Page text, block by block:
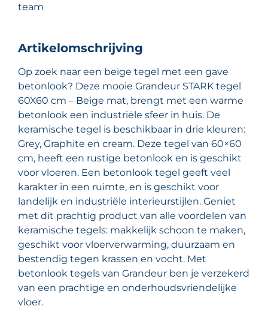
Artikelomschrijving
Op zoek naar een beige tegel met een gave
betonlook? Deze mooie Grandeur STARK tegel
60X60 cm – Beige mat, brengt met een warme
betonlook een industriële sfeer in huis. De
keramische tegel is beschikbaar in drie kleuren:
Grey, Graphite en cream. Deze tegel van 60×60
cm, heeft een rustige betonlook en is geschikt
voor vloeren. Een betonlook tegel geeft veel
karakter in een ruimte, en is geschikt voor
landelijk en industriële interieurstijlen. Geniet
met dit prachtig product van alle voordelen van
keramische tegels: makkelijk schoon te maken,
geschikt voor vloerverwarming, duurzaam en
bestendig tegen krassen en vocht. Met
betonlook tegels van Grandeur ben je verzekerd
van een prachtige en onderhoudsvriendelijke
vloer.
team